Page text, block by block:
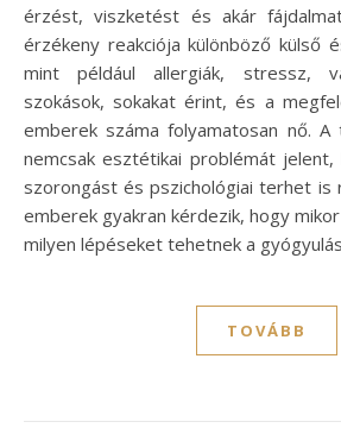
érzést, viszketést és akár
érzékeny reakciója különböző külső
mint például allergiák, stressz,
szokások, sokakat érint, és a
emberek száma folyamatosan nő.
nemcsak esztétikai problémát
szorongást és pszichológiai terhet is
emberek gyakran kérdezik, hogy
milyen lépéseket tehetnek a
TOVÁBB